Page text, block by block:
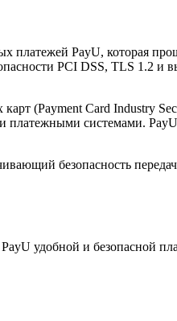
платежей PayU, которая
PCI DSS, TLS 1.2 и
(Payment Card Industry
системами.
безопасность
удобной и безопасной